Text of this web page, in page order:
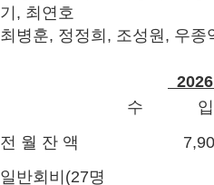
기, 최연호
최병훈, 정정희, 조성원, 우종
수 입
전 월 잔 액
일반회비(27명